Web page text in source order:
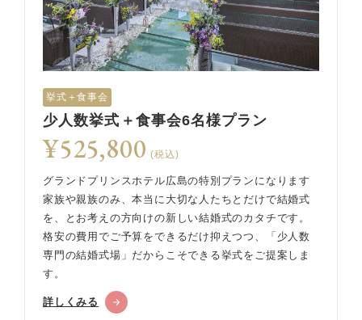
挙式＋食事会
少人数挙式＋食事会6名様プラン
¥525,800 (税込)
グランドプリンスホテル広島の特別プランになります
家族や親族のみ、本当に大切な人たちとだけで結婚式
を、とお考えの方向けの新しい結婚式のカタチです。
格安の費用でご予算をできるだけ抑えつつ、「少人数
専門の結婚式場」だからこそできる挙式をご提案しま
す。
詳しくみる